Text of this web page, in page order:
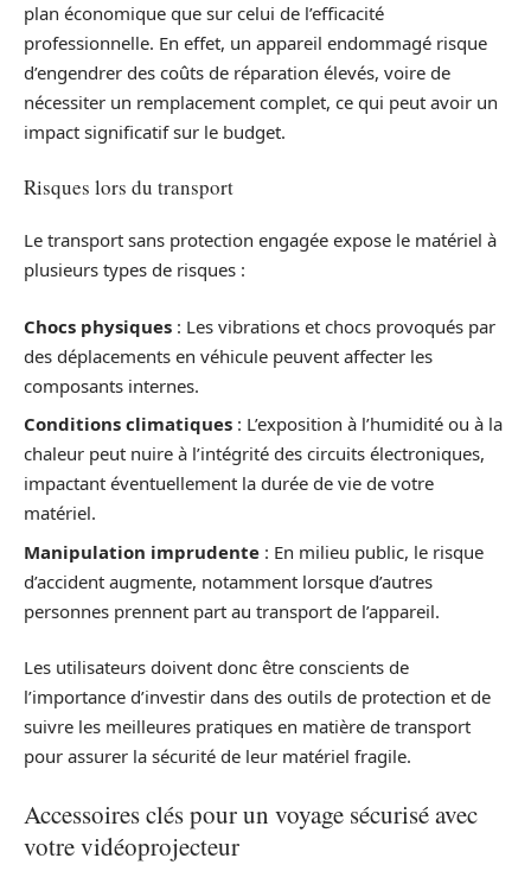
plan économique que sur celui de l’efficacité
professionnelle. En effet, un appareil endommagé risque
d’engendrer des coûts de réparation élevés, voire de
nécessiter un remplacement complet, ce qui peut avoir un
impact significatif sur le budget.
Risques lors du transport
Le transport sans protection engagée expose le matériel à
plusieurs types de risques :
Chocs physiques : Les vibrations et chocs provoqués par
des déplacements en véhicule peuvent affecter les
composants internes.
Conditions climatiques : L’exposition à l’humidité ou à la
chaleur peut nuire à l’intégrité des circuits électroniques,
impactant éventuellement la durée de vie de votre
matériel.
Manipulation imprudente : En milieu public, le risque
d’accident augmente, notamment lorsque d’autres
personnes prennent part au transport de l’appareil.
Les utilisateurs doivent donc être conscients de
l’importance d’investir dans des outils de protection et de
suivre les meilleures pratiques en matière de transport
pour assurer la sécurité de leur matériel fragile.
Accessoires clés pour un voyage sécurisé avec
votre vidéoprojecteur